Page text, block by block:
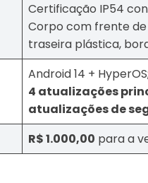
Certificação IP54
Corpo com frente
traseira plástica,
Android 14 +
4 atualizações
atualizações de
R$ 1.000,00 para a